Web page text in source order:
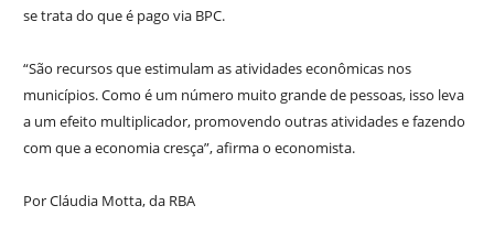
se trata do que é pago via BPC.
“São recursos que estimulam as atividades econômicas nos
municípios. Como é um número muito grande de pessoas, isso leva
a um efeito multiplicador, promovendo outras atividades e fazendo
com que a economia cresça”, afirma o economista.
Por Cláudia Motta, da RBA